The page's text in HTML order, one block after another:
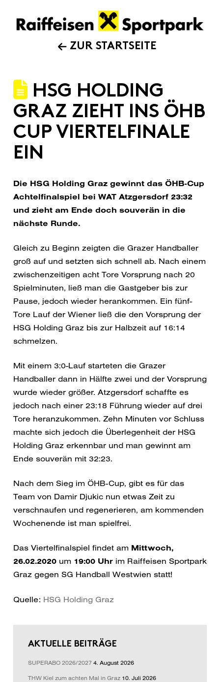
ZUR STARTSEITE
HSG HOLDING
GRAZ ZIEHT INS ÖHB
CUP VIERTELFINALE
EIN
Die HSG Holding Graz gewinnt das ÖHB-Cup
Achtelfinalspiel bei WAT Atzgersdorf 23:32
und zieht am Ende doch souverän in die
nächste Runde.
Gleich zu Beginn zeigten die Grazer Handballer
groß auf und setzten sich schnell ab. Nach einem
zwischenzeitigen acht Tore Vorsprung nach 20
Spielminuten, ließ man die Gastgeber bis zur
Pause, jedoch wieder herankommen. Ein fünf-
Tore Lauf der Wiener ließ die den Vorsprung der
HSG Holding Graz bis zur Halbzeit auf 16:14
schmelzen.
Mit einem 3:0-Lauf starteten die Grazer
Handballer dann in Hälfte zwei und der Vorsprung
wurde wieder größer. Atzgersdorf schaffte es
jedoch nach einer 23:18 Führung wieder auf drei
Tore heranzukommen. Zehn Minuten vor Schluss
machte sich jedoch die Überlegenheit der HSG
Holding Graz erkennbar und man gewinnt am
Ende souverän mit 32:23.
Nach dem Sieg im ÖHB-Cup, gibt es für das
Team von Damir Djukic nun etwas Zeit zu
verschnaufen und regenerieren, am kommenden
Wochenende ist man spielfrei.
Das Viertelfinalspiel findet am Mittwoch,
26.02.2020um 19:00 Uhrim Raiffeisen Sportpark
Graz gegen SG Handball Westwien statt!
Quelle: HSG Holding Graz
AKTUELLE BEITRÄGE
SUPERABO 2026/2027 4. August 2026
THW Kiel zum achten Mal in Graz 10. Juli 2026